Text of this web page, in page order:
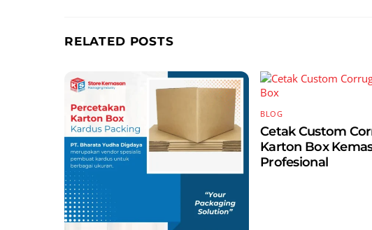
RELATED POSTS
BLOG
Cetak Custom
Karton Box
Profesional